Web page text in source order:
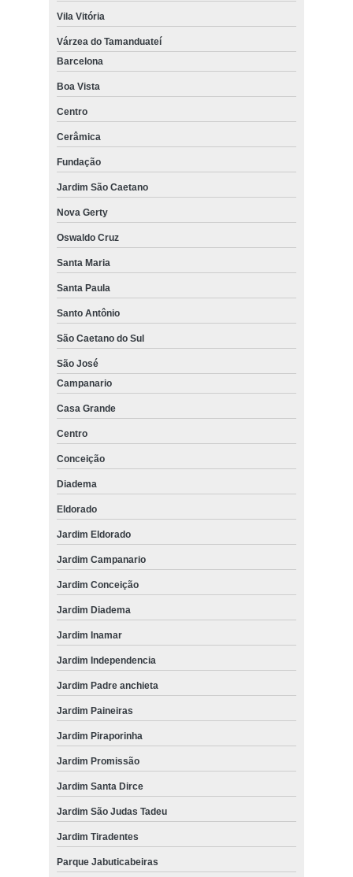
Vila Vitória
Várzea do Tamanduateí
Barcelona
Boa Vista
Centro
Cerâmica
Fundação
Jardim São Caetano
Nova Gerty
Oswaldo Cruz
Santa Maria
Santa Paula
Santo Antônio
São Caetano do Sul
São José
Campanario
Casa Grande
Centro
Conceição
Diadema
Eldorado
Jardim Eldorado
Jardim Campanario
Jardim Conceição
Jardim Diadema
Jardim Inamar
Jardim Independencia
Jardim Padre anchieta
Jardim Paineiras
Jardim Piraporinha
Jardim Promissão
Jardim Santa Dirce
Jardim São Judas Tadeu
Jardim Tiradentes
Parque Jabuticabeiras